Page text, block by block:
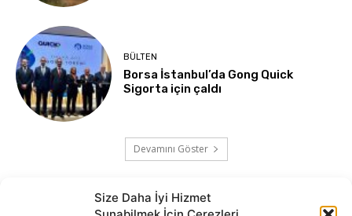
Size Daha İyi Hizmet
BÜLTEN
Borsa İstanbul’da Gong Quick
Sigorta için çaldı
Devamını Göster